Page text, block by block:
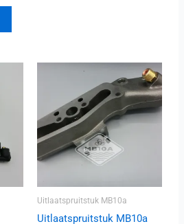
Uitlaatspruitstuk MB10a
Uitlaatspruitstuk MB10a
Prijsklasse:
€599,00
tot
€724,00
Dit
product
heeft
kan